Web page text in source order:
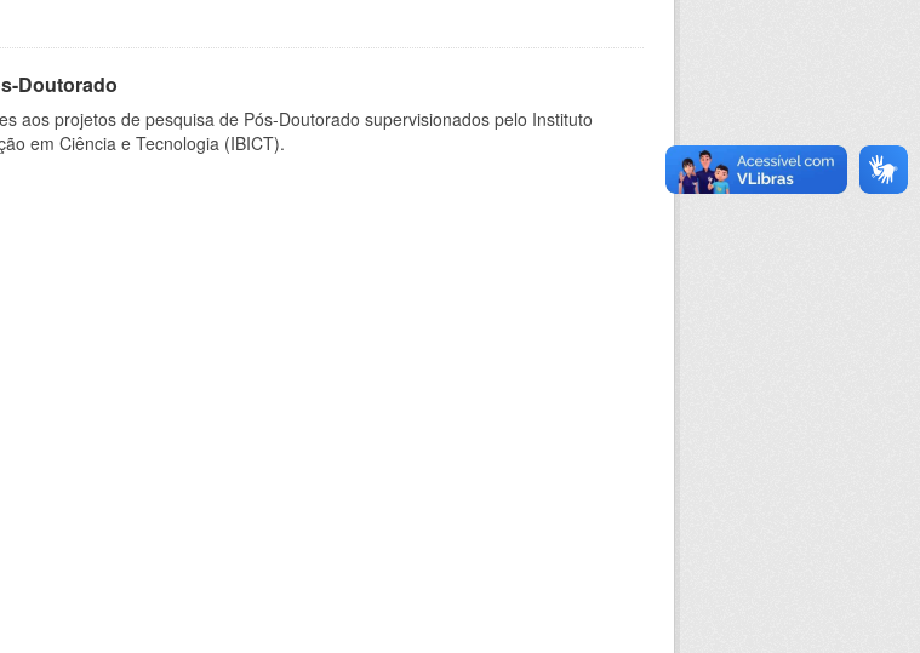
Doutorado
aos projetos de pesquisa de Pós-Doutorado supervisionados pelo Instituto
em Ciência e Tecnologia (IBICT).